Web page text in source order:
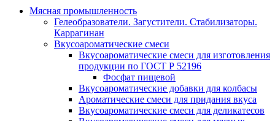
Мясная промышленность
Гелеобразователи. Загустители. Стабилизаторы.
Каррагинан
Вкусоароматические смеси
Вкусоароматические смеси для изготовления
продукции по ГОСТ Р 52196
Фосфат пищевой
Вкусоароматические добавки для колбасы
Ароматические смеси для придания вкуса
Вкусоароматические смеси для деликатесов